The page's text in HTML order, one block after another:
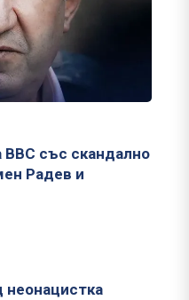
ВВС със скандално
Радев и
неонацистка